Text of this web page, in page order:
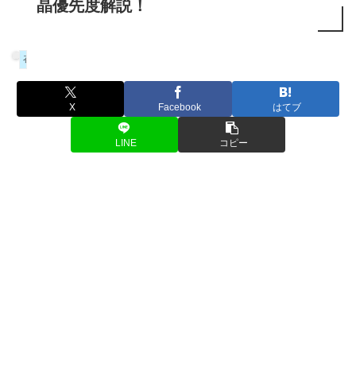
晶優先度解説！
召喚石
X Facebook はてブ
LINE コピー